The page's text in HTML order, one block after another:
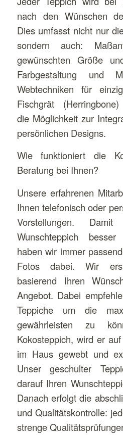
nach den Wünschen
Dies umfasst nicht nur
sondern auch:
gewünschten Größe
Farbgestaltung und
Webtechniken für
Fischgrät
die Möglichkeit zur
persönlichen Designs.
Wie funktioniert die
Beratung bei Ihnen?
Unsere erfahrenen
Ihnen telefonisch oder
Vorstellungen.
Wunschteppich
haben wir immer
Fotos dabei. Wir
basierend Ihren
Angebot. Dabei
Teppiche um die
gewährleisten zu
Kokosteppich, wird er
im Haus gewebt und
Unser geschulter
darauf Ihren
Danach erfolgt die
und Qualitätskontrolle:
strenge